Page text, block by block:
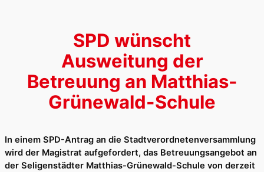
SPD wünscht
Ausweitung der
Betreuung an Matthias-
Grünewald-Schule
In einem SPD-Antrag an die Stadtverordnetenversammlung
wird der Magistrat aufgefordert, das Betreuungsangebot an
der Seligenstädter Matthias-Grünewald-Schule von derzeit